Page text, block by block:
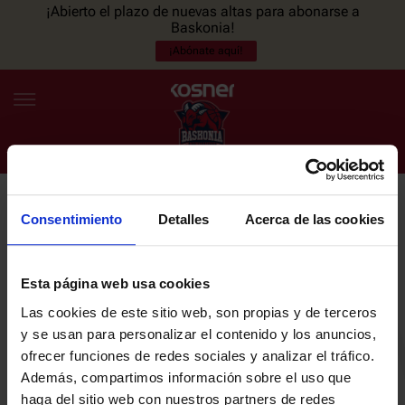
Consentimiento Detalles Acerca de las cookies
Esta página web usa cookies
Las cookies de este sitio web, son propias y de terceros
y se usan para personalizar el contenido y los anuncios,
ofrecer funciones de redes sociales y analizar el tráfico.
Además, compartimos información sobre el uso que
haga del sitio web con nuestros partners de redes
¡Abierto el plazo de nuevas altas para abonarse a
Baskonia!
¡Abónate aquí!
ES EU
NOTICIAS
PLANTILLA
ENTRADAS
NEWSLETTER
últimas noticias y promociones del club.
Email
He leído y acepto laPolítica de privacidaddel SASKI BASKONIA